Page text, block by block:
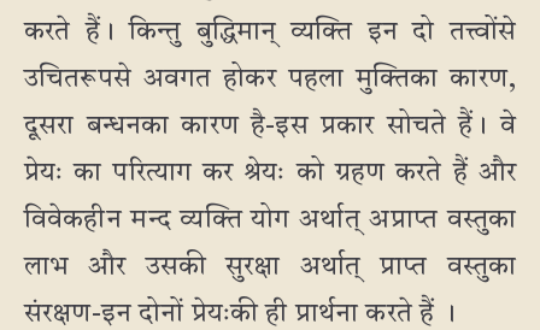
करते हैं। किन्तु बुद्धिमान् व्यक्ति इन दो तत्त्वोंसे
उचितरूपसे अवगत होकर पहला मुक्तिका कारण,
दूसरा बन्धनका कारण है-इस प्रकार सोचते हैं। वे
प्रेयः का परित्याग कर श्रेयः को ग्रहण करते हैं और
विवेकहीन मन्द व्यक्ति योग अर्थात् अप्राप्त वस्तुका
लाभ और उसकी सुरक्षा अर्थात् प्राप्त वस्तुका
संरक्षण-इन दोनों प्रेयःकी ही प्रार्थना करते हैं ।